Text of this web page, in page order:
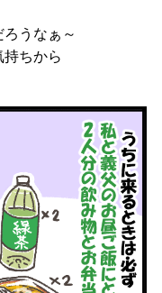
うなぁ～
ちから